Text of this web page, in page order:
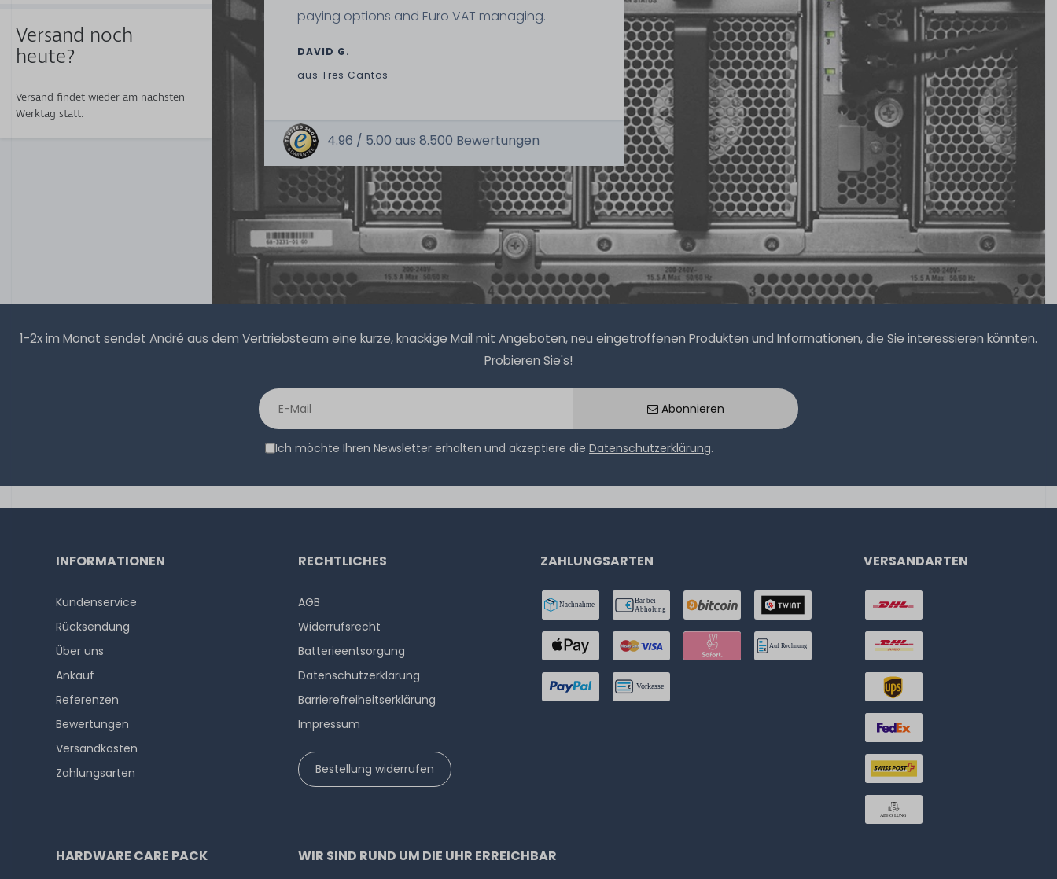
Versand noch
heute?
Versand findet wieder am nächsten
Werktag statt.
paying options and Euro VAT managing.
DAVID G.
aus Tres Cantos
4.96 / 5.00 aus 8.500 Bewertungen
1-2x im Monat sendet André aus dem Vertriebsteam eine kurze, knackige Mail mit Angeboten, neu eingetroffenen Produkten und Informationen, die Sie interessieren könnten.
Probieren Sie's!
Abonnieren
Ich möchte Ihren Newsletter erhalten und akzeptiere die Datenschutzerklärung.
INFORMATIONEN
Kundenservice
Rücksendung
Über uns
Ankauf
Referenzen
Bewertungen
Versandkosten
Zahlungsarten
RECHTLICHES
AGB
Widerrufs­recht
Batterieentsorgung
Datenschutzerklärung
Barrierefreiheitserklärung
Impressum
Bestellung widerrufen
ZAHLUNGSARTEN VERSANDARTEN
HARDWARE CARE PACK WIR SIND RUND UM DIE UHR ERREICHBAR